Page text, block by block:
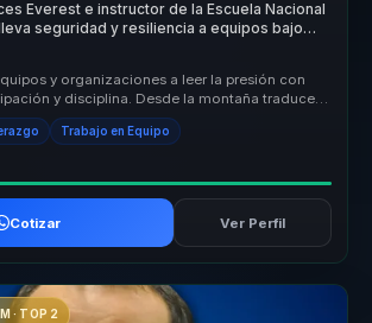
Everest e instructor de la Escuela Nacional
seguridad y resiliencia a equipos bajo
y organizaciones a leer la presión con
y disciplina. Desde la montaña traduce
Trabajo en Equipo
Cotizar Ver Perfil
· TOP 2